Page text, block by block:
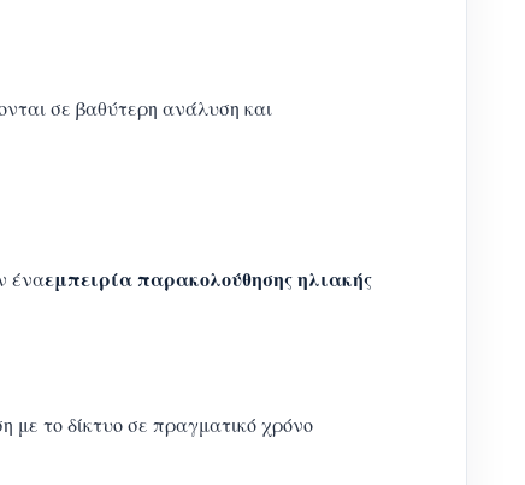
σε βαθύτερη ανάλυση και
έναεμπειρία παρακολούθησης ηλιακής
με το δίκτυο σε πραγματικό χρόνο